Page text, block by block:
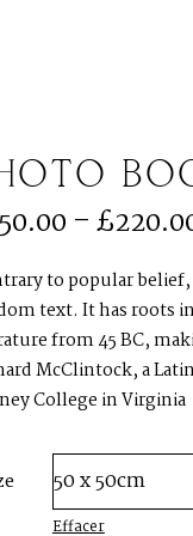
–£
to popular
text. It has roots
from 45 BC,
McClintock, a
College in Virginia
Effacer